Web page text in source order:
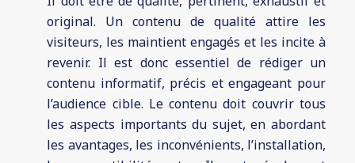
original. Un contenu de qualité attire les
visiteurs, les maintient engagés et les incite à
revenir. Il est donc essentiel de rédiger un
contenu informatif, précis et engageant pour
l’audience cible. Le contenu doit couvrir tous
les aspects importants du sujet, en abordant
les avantages, les inconvénients, l’installation,